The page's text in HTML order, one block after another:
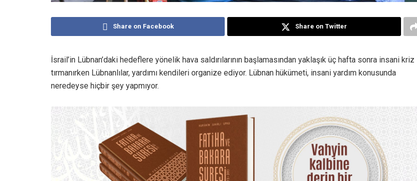
Share on Facebook Share on Twitter
İsrail’in Lübnan’daki hedeflere yönelik hava saldırılarının başlamasından yaklaşık üç hafta sonra insani kriz
tırmanırken Lübnanlılar, yardımı kendileri organize ediyor. Lübnan hükümeti, insani yardım konusunda
neredeyse hiçbir şey yapmıyor.